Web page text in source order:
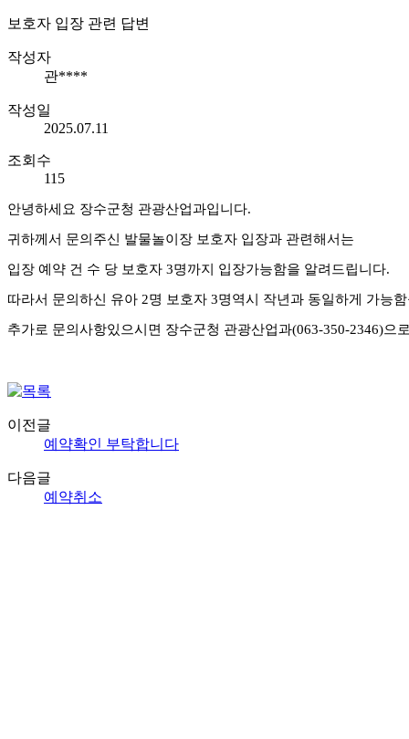
보호자 입장 관련 답변
작성자
관****
작성일
2025.07.11
조회수
115
안녕하세요 장수군청 관광산업과입니다.
귀하께서 문의주신 발물놀이장 보호자 입장과 관련해서는
입장 예약 건 수 당 보호자 3명까지 입장가능함을 알려드립니다.
따라서 문의하신 유아 2명 보호자 3명역시 작년과 동일하게 가능
추가로 문의사항있으시면 장수군청 관광산업과(063-350-2346)으
이전글
예약확인 부탁합니다
다음글
예약취소